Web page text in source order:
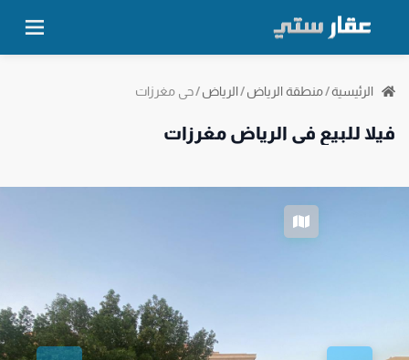
الرئيسية/منطقة الرياض/الرياض/حي مغرزات
فيلا للبيع في الرياض مغرزات